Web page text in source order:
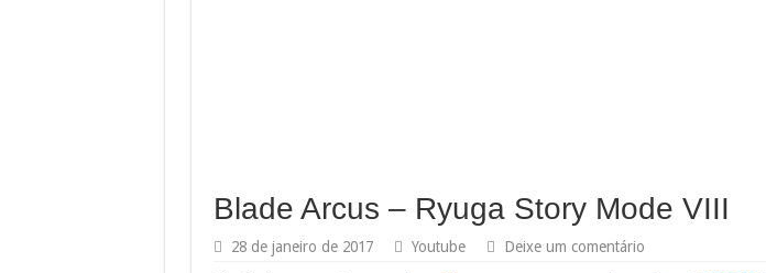
Blade Arcus – Ryuga Story Mode VIII
28 de janeiro de 2017 Youtube Deixe um comentário